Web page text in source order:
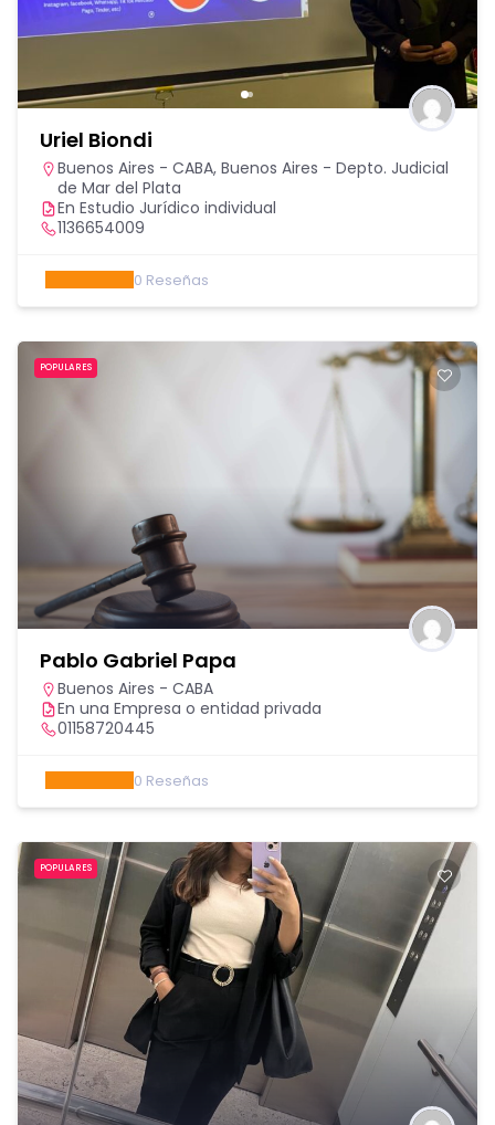
Uriel Biondi
Buenos Aires - CABA, Buenos Aires - Depto. Judicial
de Mar del Plata
En Estudio Jurídico individual
1136654009
0 Reseñas
POPULARES
Pablo Gabriel Papa
Buenos Aires - CABA
En una Empresa o entidad privada
01158720445
0 Reseñas
POPULARES